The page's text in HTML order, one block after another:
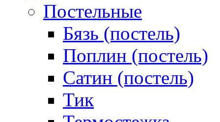
Постельные
Бязь (постель)
Поплин (постель)
Сатин (постель)
Тик